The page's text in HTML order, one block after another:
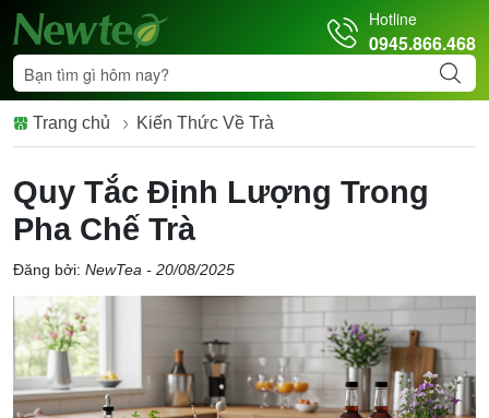
Hotline
0945.866.468
Trang chủ Kiến Thức Về Trà
Quy Tắc Định Lượng Trong
Pha Chế Trà
Đăng bởi: NewTea - 20/08/2025